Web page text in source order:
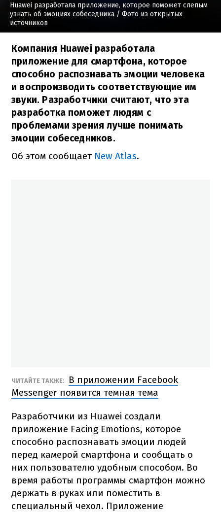
Huawei разработала приложение, которое поможет слепым
узнать об эмоциях собеседника / Фото из открытых
источников
Компания Huawei разработала
приложение для смартфона, которое
способно распознавать эмоции человека
и воспроизводить соответствующие им
звуки. Разработчики считают, что эта
разработка поможет людям с
проблемами зрения лучше понимать
эмоции собеседников.
Об этом сообщаетNew Atlas.
ЧИТАЙТЕ ТАКЖЕ:
В приложении Facebook
Messenger появится темная тема
Разработчики из Huawei создали
приложение Facing Emotions, которое
способно распознавать эмоции людей
перед камерой смартфона и сообщать о
них пользователю удобным способом. Во
время работы программы смартфон можно
держать в руках или поместить в
специальный чехол. Приложение